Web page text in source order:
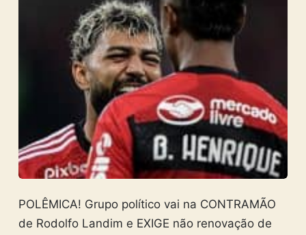
POLÊMICA! Grupo político vai na CONTRAMÃO
de Rodolfo Landim e EXIGE não renovação de